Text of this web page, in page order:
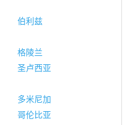
伯利兹
格陵兰
圣卢西亚
多米尼加
哥伦比亚